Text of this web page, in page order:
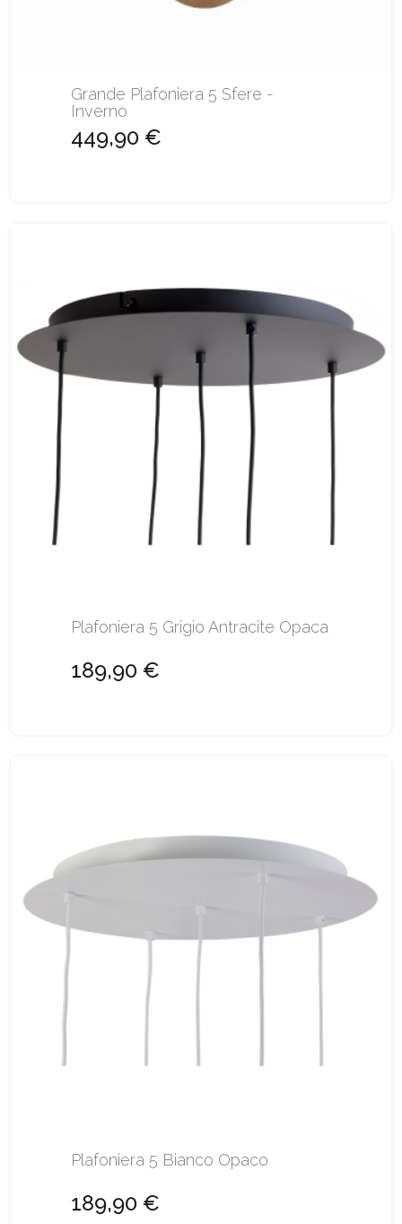
Grande Plafoniera 5 Sfere -
Inverno
449,90 €
Plafoniera 5 Grigio Antracite Opaca
189,90 €
Plafoniera 5 Bianco Opaco
189,90 €